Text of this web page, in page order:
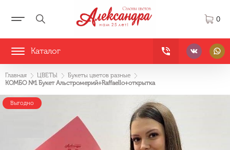
0
Каталог
Главная ЦВЕТЫ
Букеты цветов разные
КОМБО №1 Букет Альстромерий+Raffaello+открытка
Выгодно
Выгодно
Выгодно
Выгодно